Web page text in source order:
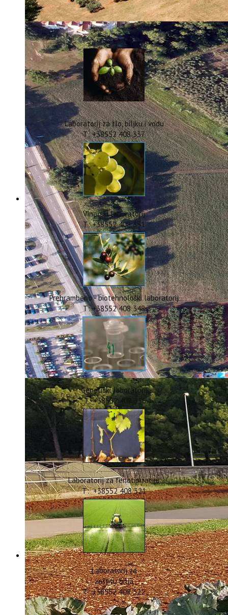
CASTWATER
INHERIT
CONSUMLESS PLUS
IstraOILFest
ARHIVA PROJEKATA
IstraECOinclusive
Izdavačka djelatnost
Izbor u znanstvena zvanja
Dokumenti
Statut
Strategija
CIP
Pravo na pristup informacijama
Zaštita osobnih podataka
Godišnji izvještaj
Javna nabava
Natječaji za radna mjesta
Zakonodavni okvir
Akti Instituta
Linkovi
Kontakt
webmail
Popularizacija znanosti
ERASMUS+
HyPro4ST
DIGIAGRI
GreenTea
CIRCOLIVE
Laboratorij za tlo, biljku i vodu
T: +38552 408 337
Vinarski laboratorij
T: +38552 408 331
Prehrambeno - biotehnološki laboratorij
T: +38552 408 348
Genetički laboratorij
T: +38552 408 336
Laboratorij za fenotipizaciju
T: +38552 408 321
Laboratorij za
zaštitu bilja
T: +38552 408 322